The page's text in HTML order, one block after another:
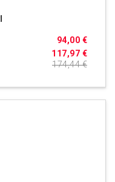
117,97 €
94,00 €
174,44 €